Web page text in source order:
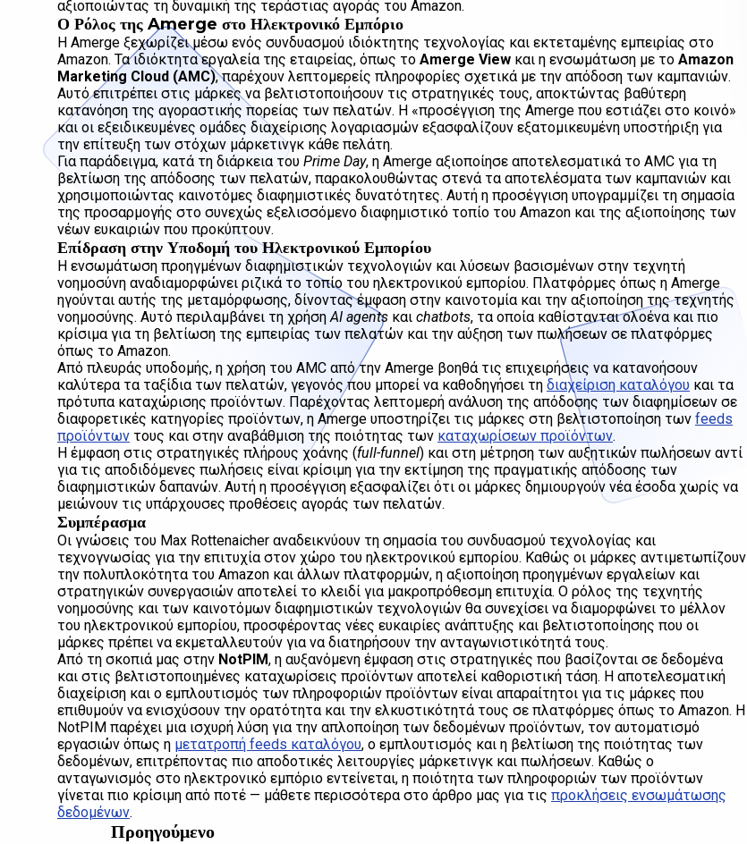
αξιοποιώντας τη δυναμική της τεράστιας αγοράς του Amazon.
Ο Ρόλος της Amerge στο Ηλεκτρονικό Εμπόριο
Η Amerge ξεχωρίζει μέσω ενός συνδυασμού ιδιόκτητης τεχνολογίας και εκτεταμένης εμπειρίας στο
Amazon. Τα ιδιόκτητα εργαλεία της εταιρείας, όπως το Amerge View και η ενσωμάτωση με το Amazon
Marketing Cloud (AMC), παρέχουν λεπτομερείς πληροφορίες σχετικά με την απόδοση των καμπανιών.
Αυτό επιτρέπει στις μάρκες να βελτιστοποιήσουν τις στρατηγικές τους, αποκτώντας βαθύτερη
κατανόηση της αγοραστικής πορείας των πελατών. Η «προσέγγιση της Amerge που εστιάζει στο κοινό»
και οι εξειδικευμένες ομάδες διαχείρισης λογαριασμών εξασφαλίζουν εξατομικευμένη υποστήριξη για
την επίτευξη των στόχων μάρκετινγκ κάθε πελάτη.
Για παράδειγμα, κατά τη διάρκεια του Prime Day, η Amerge αξιοποίησε αποτελεσματικά το AMC για τη
βελτίωση της απόδοσης των πελατών, παρακολουθώντας στενά τα αποτελέσματα των καμπανιών και
χρησιμοποιώντας καινοτόμες διαφημιστικές δυνατότητες. Αυτή η προσέγγιση υπογραμμίζει τη σημασία
της προσαρμογής στο συνεχώς εξελισσόμενο διαφημιστικό τοπίο του Amazon και της αξιοποίησης των
νέων ευκαιριών που προκύπτουν.
Επίδραση στην Υποδομή του Ηλεκτρονικού Εμπορίου
Η ενσωμάτωση προηγμένων διαφημιστικών τεχνολογιών και λύσεων βασισμένων στην τεχνητή
νοημοσύνη αναδιαμορφώνει ριζικά το τοπίο του ηλεκτρονικού εμπορίου. Πλατφόρμες όπως η Amerge
ηγούνται αυτής της μεταμόρφωσης, δίνοντας έμφαση στην καινοτομία και την αξιοποίηση της τεχνητής
νοημοσύνης. Αυτό περιλαμβάνει τη χρήσηAI agents και chatbots, τα οποία καθίστανται ολοένα και πιο
κρίσιμα για τη βελτίωση της εμπειρίας των πελατών και την αύξηση των πωλήσεων σε πλατφόρμες
όπως το Amazon.
Από πλευράς υποδομής, η χρήση του AMC από την Amerge βοηθά τις επιχειρήσεις να κατανοήσουν
καλύτερα τα ταξίδια των πελατών, γεγονός που μπορεί να καθοδηγήσει τη διαχείριση καταλόγου και τα
πρότυπα καταχώρισης προϊόντων. Παρέχοντας λεπτομερή ανάλυση της απόδοσης των διαφημίσεων σε
διαφορετικές κατηγορίες προϊόντων, η Amerge υποστηρίζει τις μάρκες στη βελτιστοποίηση των feeds
προϊόντων τους και στην αναβάθμιση της ποιότητας των καταχωρίσεων προϊόντων.
Η έμφαση στις στρατηγικές πλήρους χοάνης (full-funnel) και στη μέτρηση των αυξητικών πωλήσεων αντί
για τις αποδιδόμενες πωλήσεις είναι κρίσιμη για την εκτίμηση της πραγματικής απόδοσης των
διαφημιστικών δαπανών. Αυτή η προσέγγιση εξασφαλίζει ότι οι μάρκες δημιουργούν νέα έσοδα χωρίς να
μειώνουν τις υπάρχουσες προθέσεις αγοράς των πελατών.
Συμπέρασμα
Οι γνώσεις του Max Rottenaicher αναδεικνύουν τη σημασία του συνδυασμού τεχνολογίας και
τεχνογνωσίας για την επιτυχία στον χώρο του ηλεκτρονικού εμπορίου. Καθώς οι μάρκες αντιμετωπίζουν
την πολυπλοκότητα του Amazon και άλλων πλατφορμών, η αξιοποίηση προηγμένων εργαλείων και
στρατηγικών συνεργασιών αποτελεί το κλειδί για μακροπρόθεσμη επιτυχία. Ο ρόλος της τεχνητής
νοημοσύνης και των καινοτόμων διαφημιστικών τεχνολογιών θα συνεχίσει να διαμορφώνει το μέλλον
του ηλεκτρονικού εμπορίου, προσφέροντας νέες ευκαιρίες ανάπτυξης και βελτιστοποίησης που οι
μάρκες πρέπει να εκμεταλλευτούν για να διατηρήσουν την ανταγωνιστικότητά τους.
Από τη σκοπιά μας στην NotPIM, η αυξανόμενη έμφαση στις στρατηγικές που βασίζονται σε δεδομένα
και στις βελτιστοποιημένες καταχωρίσεις προϊόντων αποτελεί καθοριστική τάση. Η αποτελεσματική
διαχείριση και ο εμπλουτισμός των πληροφοριών προϊόντων είναι απαραίτητοι για τις μάρκες που
επιθυμούν να ενισχύσουν την ορατότητα και την ελκυστικότητά τους σε πλατφόρμες όπως το Amazon. Η
NotPIM παρέχει μια ισχυρή λύση για την απλοποίηση των δεδομένων προϊόντων, τον αυτοματισμό
εργασιών όπως η μετατροπή feeds καταλόγου, ο εμπλουτισμός και η βελτίωση της ποιότητας των
δεδομένων, επιτρέποντας πιο αποδοτικές λειτουργίες μάρκετινγκ και πωλήσεων. Καθώς ο
ανταγωνισμός στο ηλεκτρονικό εμπόριο εντείνεται, η ποιότητα των πληροφοριών των προϊόντων
γίνεται πιο κρίσιμη από ποτέ — μάθετε περισσότερα στο άρθρο μας για τις προκλήσεις ενσωμάτωσης
δεδομένων.
Προηγούμενο